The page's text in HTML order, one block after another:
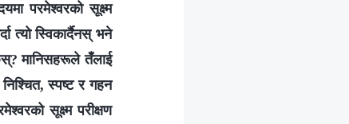
परमेश्‍वरको सूक्ष्म
त्यो स्विकार्दैनस् भने
मानिसहरूले तँलाई
स्पष्ट र गहन
सूक्ष्म परीक्षण